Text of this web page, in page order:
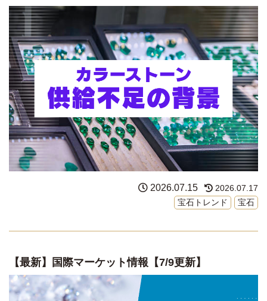
2026.07.15
2026.07.17
宝石トレンド
宝石
【最新】国際マーケット情報【7/9更新】